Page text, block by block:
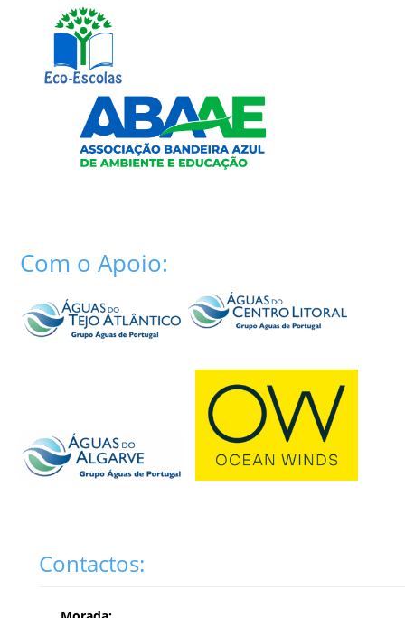
Com o Apoio:
Contactos: